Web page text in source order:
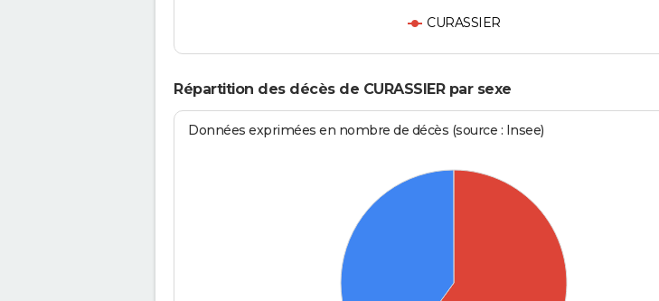
CURASSIER
Répartition des décès de CURASSIER par sexe
Données exprimées en nombre de décès (source : Insee)